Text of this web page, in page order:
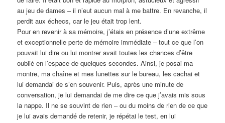
au jeu de dames – il n’eut aucun mal à me battre. En revanche, il
perdit aux échecs, car le jeu était trop lent.
Pour en revenir à sa mémoire, j’étais en présence d’une extrême
et exceptionnelle perte de mémoire immédiate – tout ce que l’on
pouvait lui dire ou lui montrer avait toutes les chances d’être
oublié en l’espace de quelques secondes. Ainsi, je posai ma
montre, ma chaîne et mes lunettes sur le bureau, les cachai et
lui demandai de s’en souvenir. Puis, après une minute de
conversation, je lui demandai de me dire ce que j’avais mis sous
la nappe. Il ne se souvint de rien – ou du moins de rien de ce que
je lui avais demandé de retenir, je répétai le test, en lui